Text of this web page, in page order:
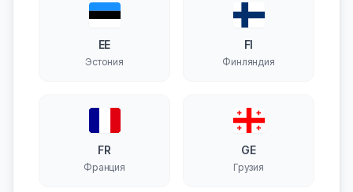
EE
Эстония
FI
Финляндия
FR
Франция
GE
Грузия